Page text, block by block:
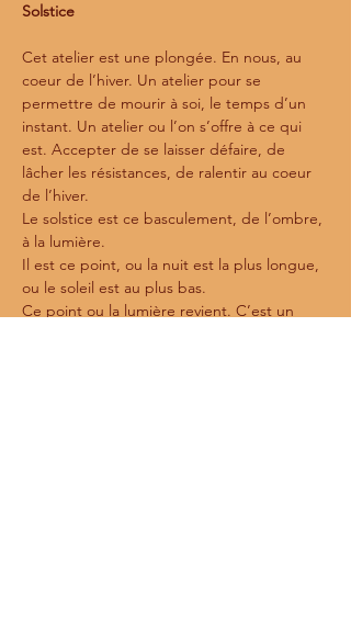
Solstice
Cet atelier est une plongée. En nous, au
coeur de l’hiver. Un atelier pour se
permettre de mourir à soi, le temps d’un
instant. Un atelier ou l’on s’offre à ce qui
est. Accepter de se laisser défaire, de
lâcher les résistances, de ralentir au coeur
de l’hiver.
Le solstice est ce basculement, de l’ombre,
à la lumière.
Il est ce point, ou la nuit est la plus longue,
ou le soleil est au plus bas.
Ce point ou la lumière revient. C’est un